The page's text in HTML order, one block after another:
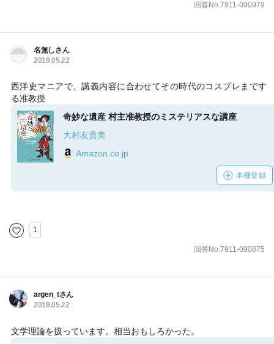
回答No.7911-090979
名無しさん
2019.05.22
西洋史マニアで、講義内容に合わせてその時代のコスプレまです
る准教授
奇妙な遺産 村主准教授のミステリアスな講座
大村友貴美
Amazon.co.jp
本棚登録
1
回答No.7911-090875
argen_tさん
2019.05.22
文学理論を扱っています。相当おもしろかった。